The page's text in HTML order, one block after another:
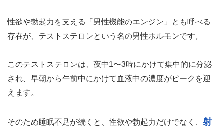
性欲や勃起力を支える「男性機能のエンジン」とも呼べる
存在が、テストステロンという名の男性ホルモンです。
このテストステロンは、夜中1〜3時にかけて集中的に分泌
され、早朝から午前中にかけて血液中の濃度がピークを迎
えます。
そのため睡眠不足が続くと、性欲や勃起力だけでなく、 射